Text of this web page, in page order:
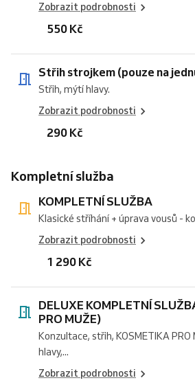
Zobrazit podrobnosti
550 Kč
Střih strojkem (pouze
Střih, mýtí hlavy.
Zobrazit podrobnosti
290 Kč
Kompletní služba
KOMPLETNÍ SLUŽBA
Klasické stříhání + úprava vousů -
Zobrazit podrobnosti
1 290 Kč
DELUXE KOMPLETNÍ
PRO MUŽE)
Konzultace, střih, KOSMETIKA
hlavy,...
Zobrazit podrobnosti